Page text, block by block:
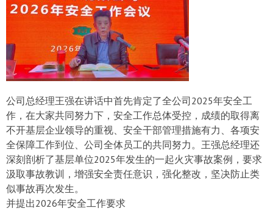
公司总经理王强在讲话中首先肯定了全公司2025年安全工
作，在大家共同努力下，安全工作总体受控，成绩的取得离
不开基层企业领导的重视、安全干部管理措施有力、各项安
全保障工作到位、公司全体员工的共同努力。王强总经理还
深刻剖析了基层单位2025年发生的一起火灾事故案例，要求
汲取事故教训，增强安全责任意识，强化整改，坚决防止类
似事故再次发生。
并提出2026年安全工作要求